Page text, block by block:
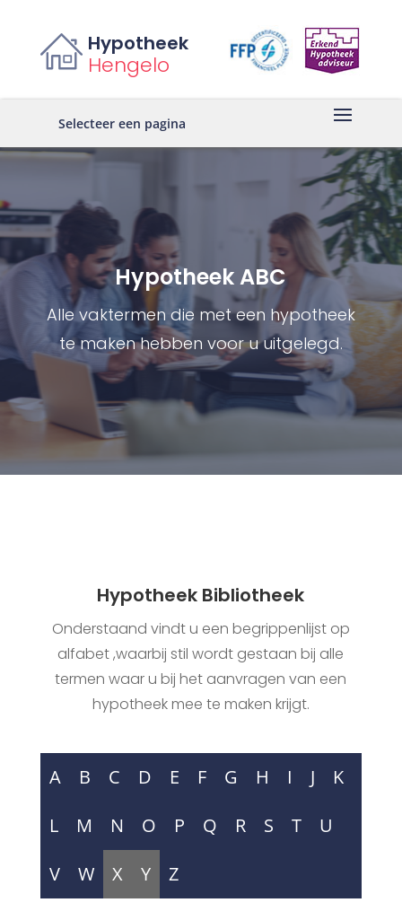
Hypotheek
Hengelo
Selecteer een pagina
Hypotheek ABC
Alle vaktermen die met een hypotheek
te maken hebben voor u uitgelegd.
Hypotheek Bibliotheek
Onderstaand vindt u een begrippenlijst op
alfabet ,waarbij stil wordt gestaan bij alle
termen waar u bij het aanvragen van een
hypotheek mee te maken krijgt.
A B C D E F G H I J
K
L
M N O P Q R S T
U
V
W X Y Z